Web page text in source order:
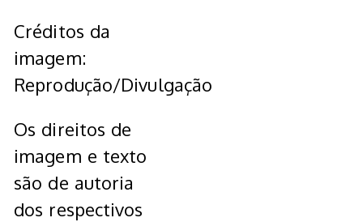
Créditos da
imagem:
Reprodução/Divulgação
Os direitos de
imagem e texto
são de autoria
dos respectivos